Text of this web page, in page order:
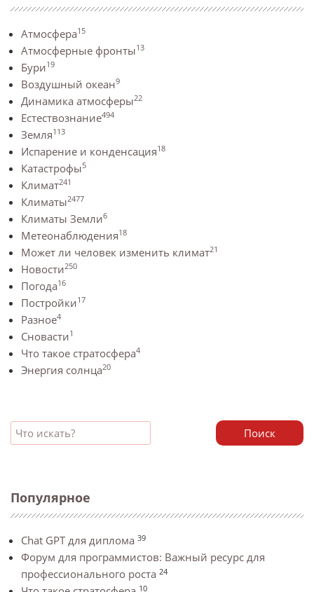
Атмосфера15
Атмосферные фронты13
Бури19
Воздушный океан9
Динамика атмосферы22
Естествознание494
Земля113
Испарение и конденсация18
Катастрофы5
Климат241
Климаты2477
Климаты Земли6
Метеонаблюдения18
Может ли человек изменить климат21
Новости250
Погода16
Постройки17
Разное4
Сновасти1
Что такое стратосфера4
Энергия солнца20
Поиск
Популярное
Chat GPT для диплома 39
Форум для программистов: Важный ресурс для
профессионального роста 24
10